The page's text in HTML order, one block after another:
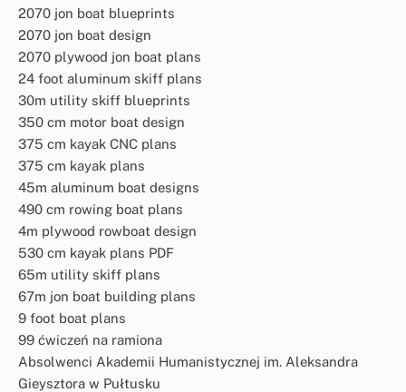
2070 jon boat blueprints
2070 jon boat design
2070 plywood jon boat plans
24 foot aluminum skiff plans
30m utility skiff blueprints
350 cm motor boat design
375 cm kayak CNC plans
375 cm kayak plans
45m aluminum boat designs
490 cm rowing boat plans
4m plywood rowboat design
530 cm kayak plans PDF
65m utility skiff plans
67m jon boat building plans
9 foot boat plans
99 ćwiczeń na ramiona
Absolwenci Akademii Humanistycznej im. Aleksandra
Gieysztora w Pułtusku